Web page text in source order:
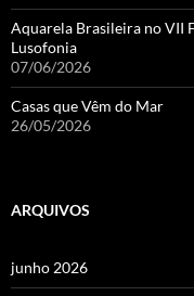
Aquarela Brasileira no VII
Lusofonia
07/06/2026
Casas que Vêm do Mar
26/05/2026
ARQUIVOS
junho 2026